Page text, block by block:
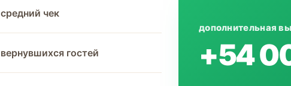
средний чек
вернувшихся гостей
дополнительная
+54